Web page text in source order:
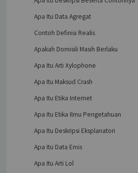
Apa Itu Data Agregat
Contoh Definisi Realis
Apakah Domisili Masih Berlaku
Apa Itu Arti Xylophone
Apa Itu Maksud Crash
Apa Itu Etika Internet
Apa Itu Etika Ilmu Pengetahuan
Apa Itu Deskripsi Eksplanatori
Apa Itu Data Emis
Apa Itu Arti Lol